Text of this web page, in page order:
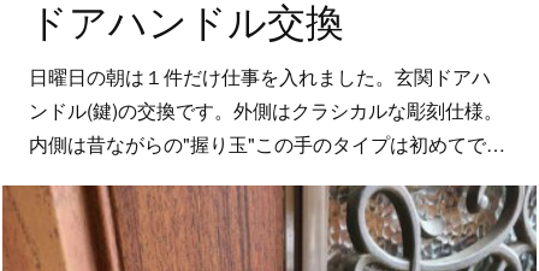
ドアハンドル交換
日曜日の朝は１件だけ仕事を入れました。玄関ドアハ
ンドル(鍵)の交換です。外側はクラシカルな彫刻仕様。
内側は昔ながらの"握り玉"この手のタイプは初めてで…